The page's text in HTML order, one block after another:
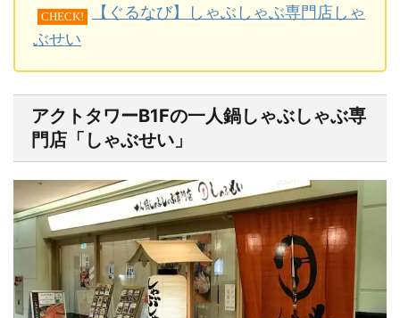
CHECK!
【ぐるなび】しゃぶしゃぶ専門店しゃ
ぶせい
アクトタワーB1Fの一人鍋しゃぶしゃぶ専
門店「しゃぶせい」